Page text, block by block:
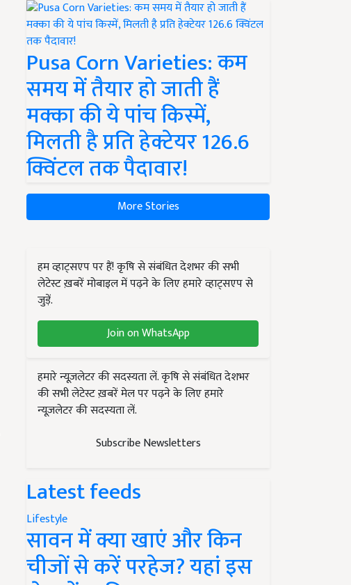
Pusa Corn Varieties: कम
समय में तैयार हो जाती हैं
मक्का की ये पांच किस्में,
मिलती है प्रति हेक्टेयर 126.6
क्विंटल तक पैदावार!
More Stories
हम व्हाट्सएप पर हैं! कृषि से संबंधित देशभर की सभी
लेटेस्ट ख़बरें मोबाइल में पढ़ने के लिए हमारे व्हाट्सएप से
जुड़ें.
Join on WhatsApp
हमारे न्यूज़लेटर की सदस्यता लें. कृषि से संबंधित देशभर
की सभी लेटेस्ट ख़बरें मेल पर पढ़ने के लिए हमारे
न्यूज़लेटर की सदस्यता लें.
Subscribe Newsletters
Latest feeds
Lifestyle
सावन में क्या खाएं और किन
चीजों से करें परहेज? यहां इस